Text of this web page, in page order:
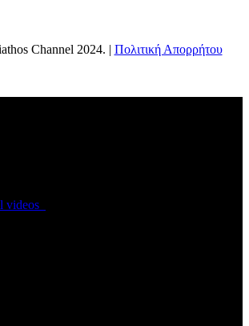
Channel 2024. | Πολιτική Απορρήτου
videos